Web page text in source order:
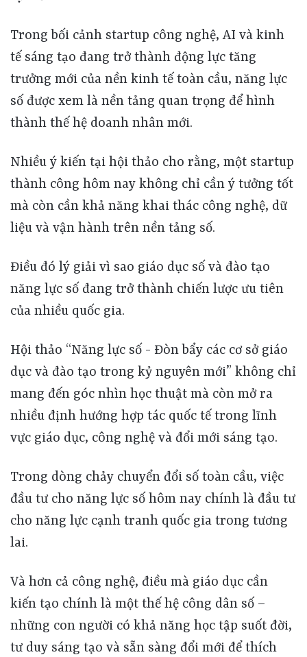
Trong bối cảnh startup công nghệ, AI và kinh
tế sáng tạo đang trở thành động lực tăng
trưởng mới của nền kinh tế toàn cầu, năng lực
số được xem là nền tảng quan trọng để hình
thành thế hệ doanh nhân mới.
Nhiều ý kiến tại hội thảo cho rằng, một startup
thành công hôm nay không chỉ cần ý tưởng tốt
mà còn cần khả năng khai thác công nghệ, dữ
liệu và vận hành trên nền tảng số.
Điều đó lý giải vì sao giáo dục số và đào tạo
năng lực số đang trở thành chiến lược ưu tiên
của nhiều quốc gia.
Hội thảo “Năng lực số - Đòn bẩy các cơ sở giáo
dục và đào tạo trong kỷ nguyên mới” không chỉ
mang đến góc nhìn học thuật mà còn mở ra
nhiều định hướng hợp tác quốc tế trong lĩnh
vực giáo dục, công nghệ và đổi mới sáng tạo.
Trong dòng chảy chuyển đổi số toàn cầu, việc
đầu tư cho năng lực số hôm nay chính là đầu tư
cho năng lực cạnh tranh quốc gia trong tương
lai.
Và hơn cả công nghệ, điều mà giáo dục cần
kiến tạo chính là một thế hệ công dân số –
những con người có khả năng học tập suốt đời,
tư duy sáng tạo và sẵn sàng đổi mới để thích